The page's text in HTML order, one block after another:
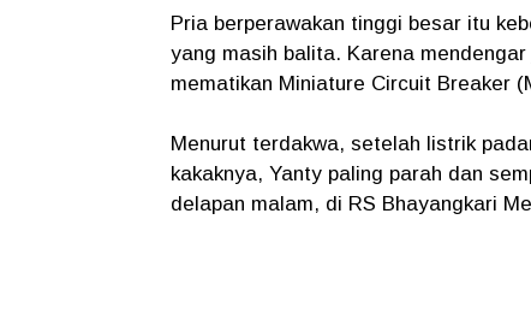
Pria berperawakan tinggi besar itu
yang masih balita. Karena
mematikan Miniature Circuit Breaker
Menurut terdakwa, setelah listrik
kakaknya, Yanty paling parah dan
delapan malam, di RS Bhayangkari